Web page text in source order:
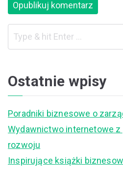
Ostatnie wpisy
Poradniki biznesowe o
Wydawnictwo internetowe z
rozwoju
Inspirujące książki